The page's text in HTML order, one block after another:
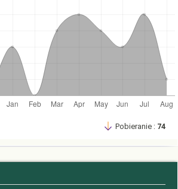
Pobieranie : 74